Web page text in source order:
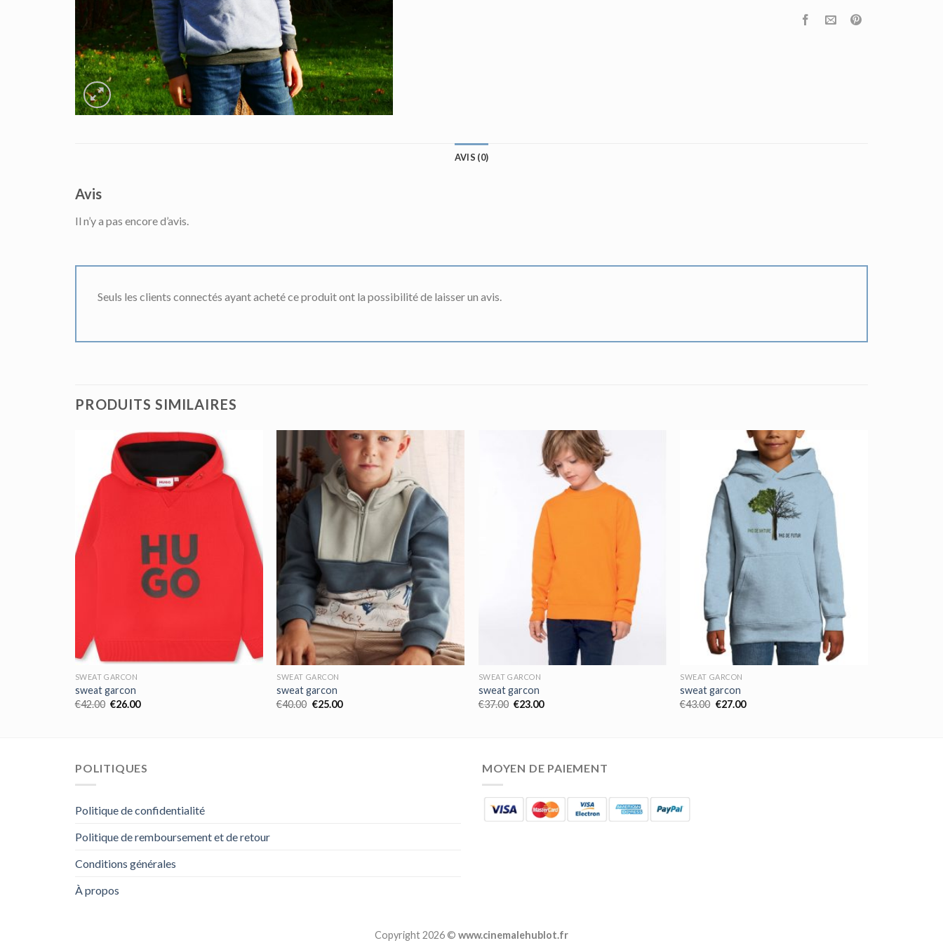
AVIS (0)
Avis
Il n’y a pas encore d’avis.
Seuls les clients connectés ayant acheté ce produit ont la possibilité de laisser un avis.
PRODUITS SIMILAIRES
SWEAT GARCON
sweat garcon
€42.00 €26.00
SWEAT GARCON
sweat garcon
€40.00 €25.00
SWEAT GARCON
sweat garcon
€37.00 €23.00
SWEAT GARCON
sweat garcon
€43.00 €27.00
POLITIQUES
Politique de confidentialité
Politique de remboursement et de retour
Conditions générales
À propos
MOYEN DE PAIEMENT
Copyright 2026 © www.cinemalehublot.fr